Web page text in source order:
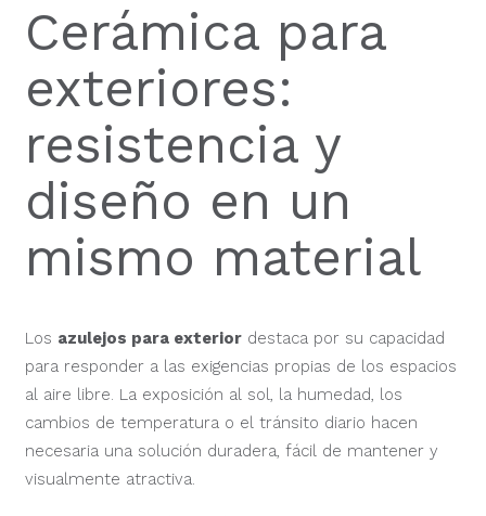
Cerámica para
exteriores:
resistencia y
diseño en un
mismo material
Los azulejos para exteriordestaca por su capacidad
para responder a las exigencias propias de los espacios
al aire libre. La exposición al sol, la humedad, los
cambios de temperatura o el tránsito diario hacen
necesaria una solución duradera, fácil de mantener y
visualmente atractiva.